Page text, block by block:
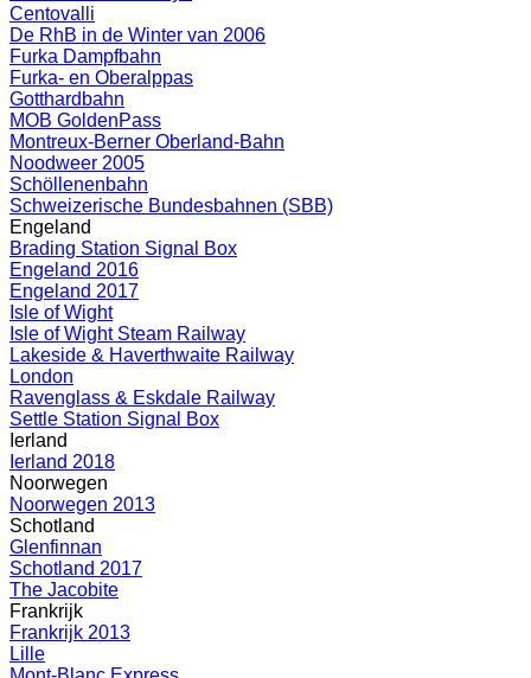
Centovalli
De RhB in de Winter van 2006
Furka Dampfbahn
Furka- en Oberalppas
Gotthardbahn
MOB GoldenPass
Montreux-Berner Oberland-Bahn
Noodweer 2005
Schöllenenbahn
Schweizerische Bundesbahnen (SBB)
Engeland
Brading Station Signal Box
Engeland 2016
Engeland 2017
Isle of Wight
Isle of Wight Steam Railway
Lakeside & Haverthwaite Railway
London
Ravenglass & Eskdale Railway
Settle Station Signal Box
Ierland
Ierland 2018
Noorwegen
Noorwegen 2013
Schotland
Glenfinnan
Schotland 2017
The Jacobite
Frankrijk
Frankrijk 2013
Lille